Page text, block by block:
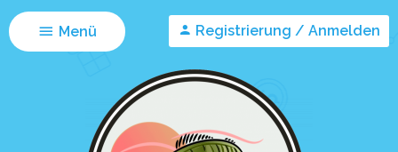
Menü Registrierung / Anmelden